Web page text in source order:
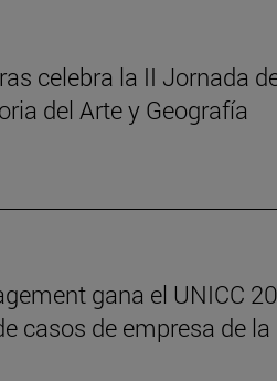
celebra la II Jornada
del Arte y Geografía
gana el UNICC
casos de empresa de la